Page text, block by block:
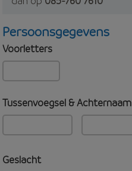
Persoonsgegevens
Voorletters
Tussenvoegsel & Achternaam
Geslacht